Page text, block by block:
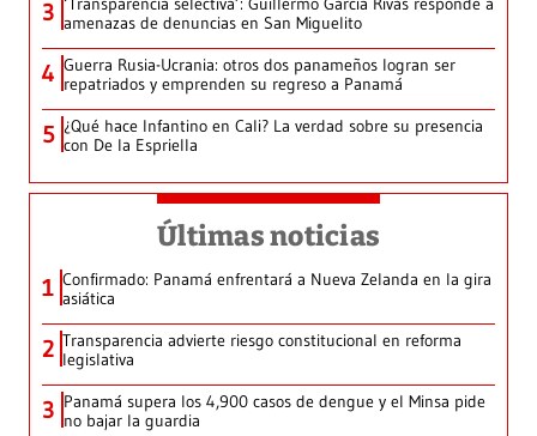
3 amenazas de denuncias en San Miguelito
4 Guerra Rusia-Ucrania: otros dos panameños logran ser
repatriados y emprenden su regreso a Panamá
5 ¿Qué hace Infantino en Cali? La verdad sobre su presencia
con De la Espriella
Últimas noticias
1 Confirmado: Panamá enfrentará a Nueva Zelanda en la gira
asiática
2 Transparencia advierte riesgo constitucional en reforma
legislativa
3 Panamá supera los 4,900 casos de dengue y el Minsa pide
no bajar la guardia